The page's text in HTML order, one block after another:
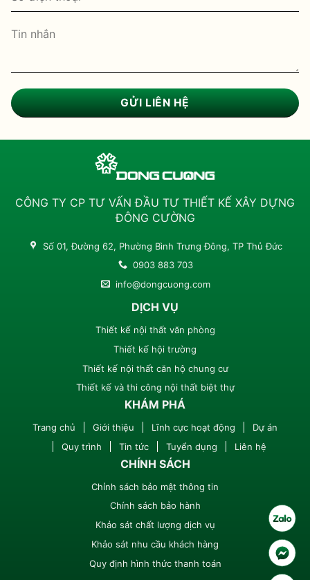
CÔNG TY CP TƯ VẤN ĐẦU TƯ THIẾT KẾ XÂY DỰNG
ĐÔNG CƯỜNG
Số 01, Đường 62, Phường Bình Trưng Đông, TP Thủ Đức
0903 883 703
info@dongcuong.com
DỊCH VỤ
Thiết kế nội thất văn phòng
Thiết kế hội trường
Thiết kế nội thất căn hộ chung cư
Thiết kế và thi công nội thất biệt thự
KHÁM PHÁ
Trang chủ Giới thiệu Lĩnh cực hoạt động
Dự án
Quy trình
Tin tức Tuyển dụng Liên hệ
CHÍNH SÁCH
Chỉnh sách bảo mật thông tin
Chính sách bảo hành
Khảo sát chất lượng dịch vụ
Khảo sát nhu cầu khách hàng
Quy định hình thức thanh toán